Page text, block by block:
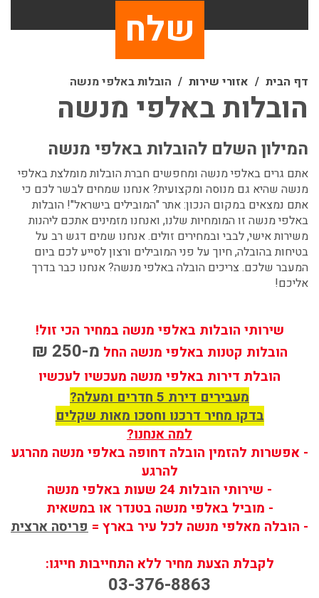
דף הבית אזורי שירות הובלות באלפי מנשה
הובלות באלפי מנשה
המילון השלם להובלות באלפי מנשה
אתם גרים באלפי מנשה ומחפשים חברת הובלות מומלצת באלפי
מנשה שהיא גם מנוסה ומקצועית? אנחנו שמחים לבשר לכם כי
אתם נמצאים במקום הנכון: אתר "המובילים בישראל"! הובלות
באלפי מנשה זו המומחיות שלנו, ואנחנו מזמינים אתכם ליהנות
משירות אישי, לבבי ובמחירים זולים. אנחנו שמים דגש רב על
בטיחות בהובלה, חיוך על פני המובילים ורצון לסייע לכם ביום
המעבר שלכם. צריכים הובלה באלפי מנשה?אנחנו כבר בדרך
אליכם!
שירותי הובלות באלפי מנשה במחיר הכי זול!
הובלות קטנות באלפי מנשה החל מ-250 ₪
הובלת דירות באלפי מנשה מעכשיו לעכשיו
מעבירים דירת 5 חדרים ומעלה?
בדקו מחיר דרכנו וחסכו מאות שקלים
למה אנחנו?
- אפשרות להזמין הובלה דחופה באלפי מנשה מהרגע
להרגע
- שירותי הובלות 24 שעות באלפי מנשה
- מוביל באלפי מנשה בטנדר או במשאית
- הובלה מאלפי מנשה לכל עיר בארץ = פריסה ארצית
לקבלת הצעת מחיר ללא התחייבות חייגו:
03-376-8863